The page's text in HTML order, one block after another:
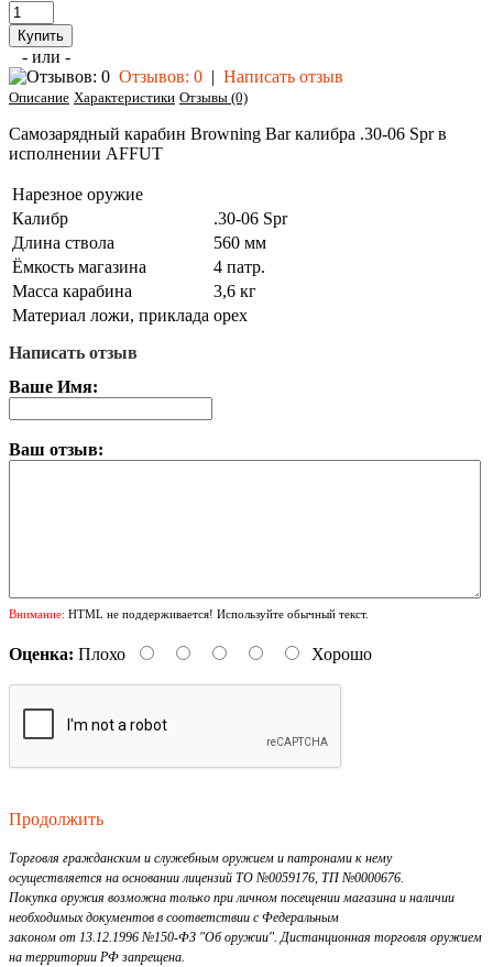
- или -
Отзывов: 0 | Написать отзыв
Описание Характеристики Отзывы (0)
Самозарядный карабин Browning Bar калибра .30-06 Spr в
исполнении AFFUT
Нарезное оружие
Калибр
.30-06 Spr
Длина ствола
560 мм
Ёмкость магазина
4 патр.
Масса карабина
3,6 кг
Материал ложи, приклада орех
Написать отзыв
Ваше Имя:
Ваш отзыв:
Внимание: HTML не поддерживается! Используйте обычный текст.
Оценка: Плохо Хорошо
Продолжить
Торговля гражданским и служебным оружием и патронами к нему
осуществляется на основании лицензий ТО №0059176, ТП №0000676.
Покупка оружия возможна только при личном посещении магазина и наличии
необходимых документов в соответствии с Федеральным
законом от 13.12.1996 №150-ФЗ "Об оружии". Дистанционная торговля оружием
на территории РФ запрещена.